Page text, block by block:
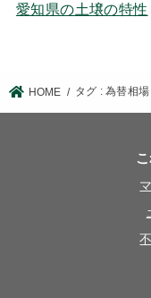
愛知県の土壌の特性
HOME タグ : 為替相場